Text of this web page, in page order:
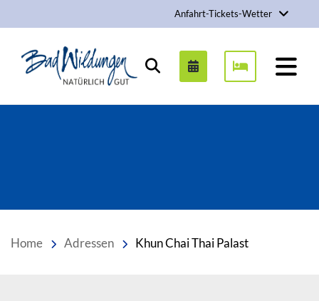
Anfahrt-Tickets-Wetter
Stadt Bad Wildungen
Suchen
Home Adressen Khun Chai Thai Palast